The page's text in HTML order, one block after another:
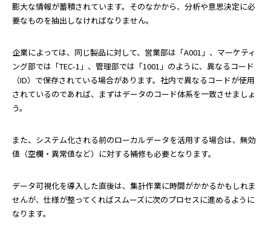
膨大な情報が蓄積されています。そのなかから、分析や意思決定に必
要なものを抽出しなければなりません。
企業によっては、同じ製品に対して、営業部は「A001」、マーケティ
ング部では「TEC-1」、管理部では「1001」のように、異なるコード
（ID）で保存されている場合があります。社内で異なるコードが使用
されているのであれば、まずはデータのコード体系を一致させましょ
う。
また、システム化される前のローカルデータを活用する場合は、無効
値（空欄・異常値など）に対する補修も必要となります。
データ可視化を導入した直後は、集計作業に時間がかかるかもしれま
せんが、仕様が整ってくればスムーズに次のプロセスに進めるように
なります。